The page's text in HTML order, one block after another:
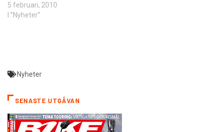
5 februari, 2010
I ”Nyheter”
Nyheter
SENASTE UTGÅVAN